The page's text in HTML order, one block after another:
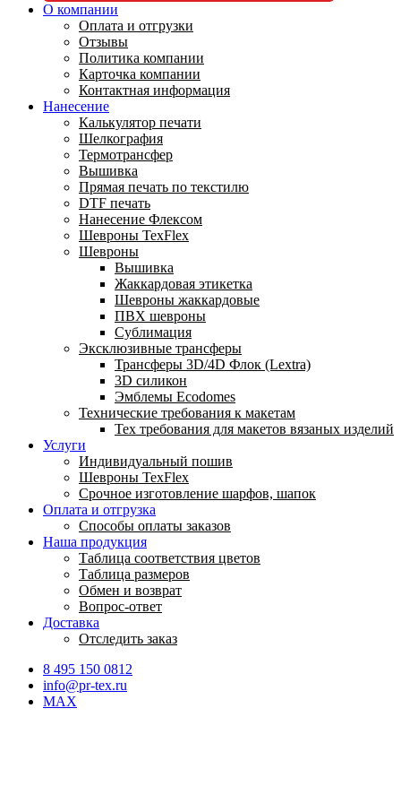
О компании
Оплата и отгрузки
Отзывы
Политика компании
Карточка компании
Контактная информация
Нанесение
Калькулятор печати
Шелкография
Термотрансфер
Вышивка
Прямая печать по текстилю
DTF печать
Нанесение Флексом
Шевроны TexFlex
Шевроны
Вышивка
Жаккардовая этикетка
Шевроны жаккардовые
ПВХ шевроны
Сублимация
Эксклюзивные трансферы
Трансферы 3D/4D Флок (Lextra)
3D силикон
Эмблемы Ecodomes
Технические требования к макетам
Тех требования для макетов вязаных изделий
Услуги
Индивидуальный пошив
Шевроны TexFlex
Срочное изготовление шарфов, шапок
Оплата и отгрузка
Способы оплаты заказов
Наша продукция
Таблица соответствия цветов
Таблица размеров
Обмен и возврат
Вопрос-ответ
Доставка
Отследить заказ
8 495 150 0812
info@pr-tex.ru
MAX